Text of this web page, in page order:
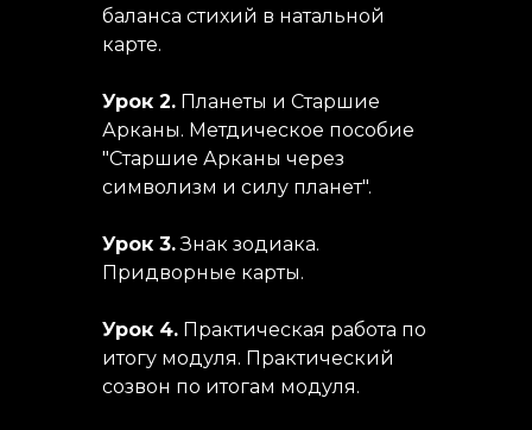
баланса стихий в натальной
карте.
Урок 2. Планеты и Старшие
Арканы. Метдическое пособие
"Старшие Арканы через
символизм и силу планет".
Урок 3.Знак зодиака.
Придворные карты.
Урок 4. Практическая работа по
итогу модуля. Практический
созвон по итогам модуля.